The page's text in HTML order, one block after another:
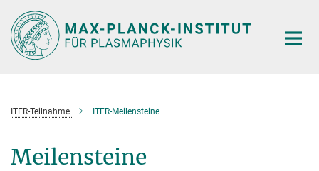
Hauptinhalt
ITER-Teilnahme ITER-Meilensteine
Meilensteine